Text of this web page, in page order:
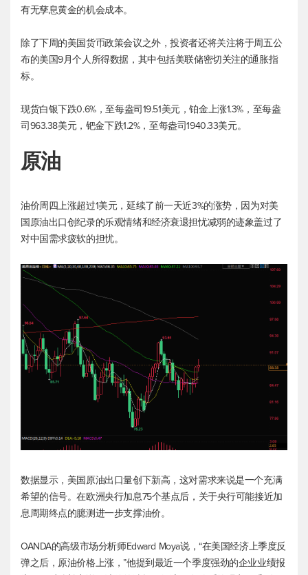
有无孳息黄金的机会成本。
除了下周的美国货币政策会议之外，投资者还将关注将于周五公
布的美国9月个人所得数据，其中包括美联储密切关注的通胀指
标。
现货白银下跌0.6%，至每盎司19.51美元，铂金上涨1.3%，至每盎
司963.38美元，钯金下跌1.2%，至每盎司1940.33美元。
原油
油价周四上涨超过1美元，延续了前一天近3%的涨势，因为对美
国原油出口创纪录的乐观情绪和经济衰退担忧减弱的迹象盖过了
对中国需求疲软的担忧。
数据显示，美国原油出口量创下新高，这对需求来说是一个充满
希望的信号。在欧洲央行加息75个基点后，关于央行可能接近加
息周期终点的臆测进一步支撑油价。
OANDA的高级市场分析师Edward Moya说，“在美国经济上季度反
弹之后，原油价格上涨，”他提到最近一个季度强劲的企业业绩报